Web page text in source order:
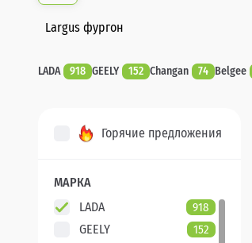
Largus фургон
LADA 918 GEELY 152 Changan 74 Belgee
Горячие предложения
МАРКА
LADA
918
GEELY 152